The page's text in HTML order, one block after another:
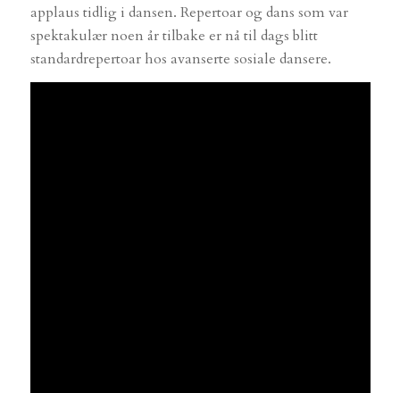
applaus tidlig i dansen. Repertoar og dans som var
spektakulær noen år tilbake er nå til dags blitt
standardrepertoar hos avanserte sosiale dansere.